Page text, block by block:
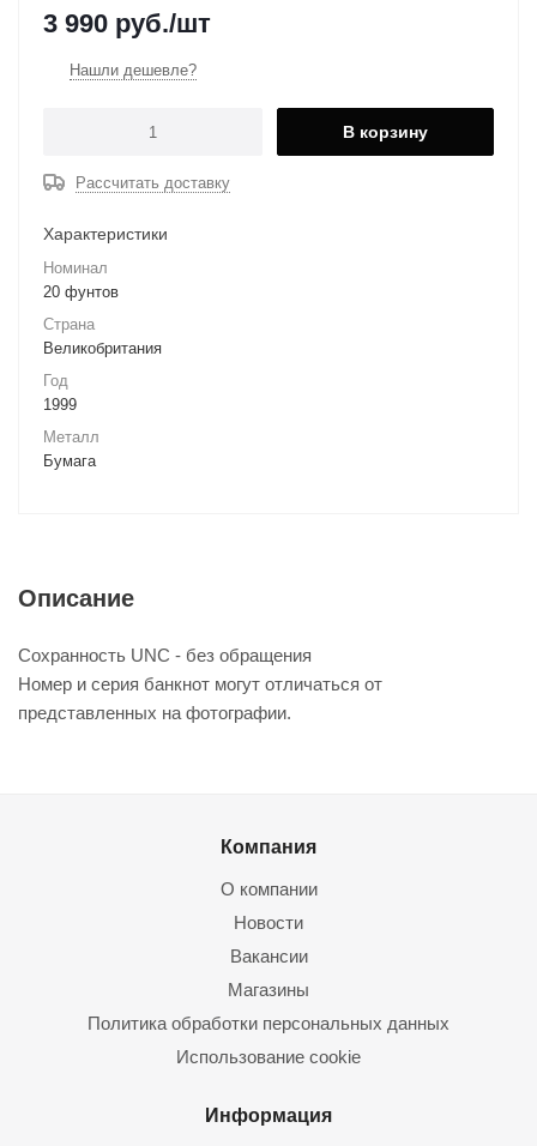
3 990 руб./шт
Нашли дешевле?
В корзину
Рассчитать доставку
Характеристики
Номинал
20 фунтов
Страна
Великобритания
Год
1999
Металл
Бумага
Описание
Сохранность UNC - без обращения
Номер и серия банкнот могут отличаться от
представленных на фотографии.
Компания
О компании
Новости
Вакансии
Магазины
Политика обработки персональных данных
Использование cookie
Информация